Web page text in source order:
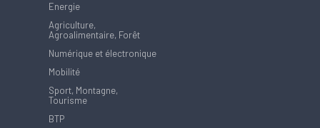
Energie
Agriculture,
Agroalimentaire, Forêt
Numérique et électronique
Mobilité
Sport, Montagne,
Tourisme
BTP